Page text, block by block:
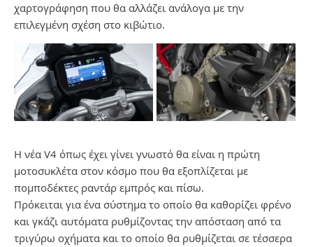
χαρτογράφηση που θα αλλάζει ανάλογα με την
επιλεγμένη σχέση στο κιβώτιο.
Η νέα V4 όπως έχει γίνει γνωστό θα είναι η πρώτη
μοτοσυκλέτα στον κόσμο που θα εξοπλίζεται με
πομποδέκτες ραντάρ εμπρός και πίσω.
Πρόκειται για ένα σύστημα το οποίο θα καθορίζει φρένο
και γκάζι αυτόματα ρυθμίζοντας την απόσταση από τα
τριγύρω οχήματα και το οποίο θα ρυθμίζεται σε τέσσερα